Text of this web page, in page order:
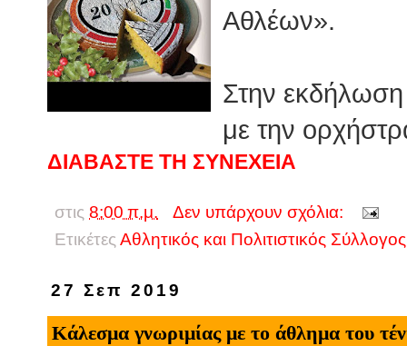
Αθλέων».
Στην
με την
ΔΙΑΒΑΣΤΕ ΤΗ ΣΥΝΕΧΕΙΑ
στις 8:00 π.μ.
Δεν υπάρχουν σχόλια:
Ετικέτες Αθλητικός και Πολιτιστικός
27 Σεπ 2019
Κάλεσμα γνωριμίας με το άθλημα του